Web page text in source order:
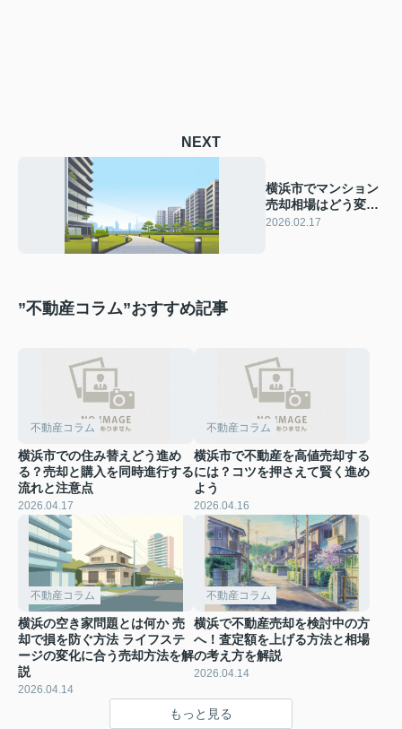
NEXT
横浜市でマンション
売却相場はどう変化
する？相場の目安と
2026.02.17
”不動産コラム”おすすめ記事
不動産コラム
横浜市での住み替えどう進め
る？売却と購入を同時進行する
流れと注意点
2026.04.17
不動産コラム
横浜市で不動産を高値売却する
には？コツを押さえて賢く進め
よう
2026.04.16
不動産コラム
横浜の空き家問題とは何か 売
却で損を防ぐ方法 ライフステ
ージの変化に合う売却方法を解
説
2026.04.14
不動産コラム
横浜で不動産売却を検討中の方
へ！査定額を上げる方法と相場
の考え方を解説
2026.04.14
もっと見る